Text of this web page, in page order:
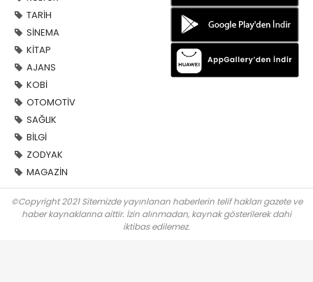
TARİH
SİNEMA
KİTAP
AJANS
KOBİ
OTOMOTİV
SAĞLIK
BİLGİ
ZODYAK
MAGAZİN
©Copyright 2021 Sitemizde yayınlanan haberlerin telif hakları gazete ve
haber kaynaklarına aittir. İzin alınmadan, kaynak gösterilerek dahi
iktibas edilemez.